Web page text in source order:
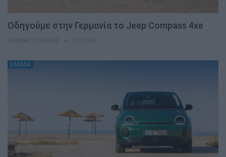
Οδηγούμε στην Γερμανία το Jeep Compass 4xe
ΕΛΛΑΔΑ